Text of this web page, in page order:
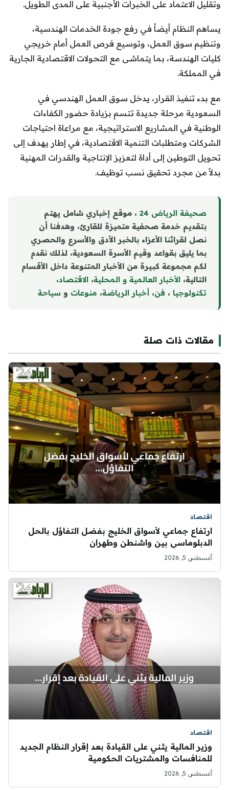
وتقليل الاعتماد على الخبرات الأجنبية على المدى الطويل.
يساهم النظام أيضاً في رفع جودة الخدمات الهندسية،
وتنظيم سوق العمل، وتوسيع فرص العمل أمام خريجي
كليات الهندسة، بما يتماشى مع التحولات الاقتصادية الجارية
في المملكة.
مع بدء تنفيذ القرار، يدخل سوق العمل الهندسي في
السعودية مرحلة جديدة تتسم بزيادة حضور الكفاءات
الوطنية في المشاريع الاستراتيجية، مع مراعاة احتياجات
الشركات ومتطلبات التنمية الاقتصادية، في إطار يهدف إلى
تحويل التوطين إلى أداة لتعزيز الإنتاجية والقدرات المهنية
بدلاً من مجرد تحقيق نسب توظيف.
صحيفة الرياض 24
، موقع إخباري شامل يهتم
بتقديم خدمة صحفية متميزة للقارئ، وهدفنا أن
نصل لقرائنا الأعزاء بالخبر الأدق والأسرع والحصري
بما يليق بقواعد وقيم الأسرة السعودية، لذلك نقدم
لكم مجموعة كبيرة من الأخبار المتنوعة داخل الأقسام
التالية، الأخبار العالمية و المحلية، الاقتصاد،
تكنولوجيا ، فن، أخبار الرياضة، منوعات و سياحة
مقالات ذات صلة
اقتصاد
ارتفاع جماعي لأسواق الخليج بفضل التفاؤل بالحل
الدبلوماسي بين واشنطن وطهران
أغسطس 5, 2026
اقتصاد
وزير المالية يثني على القيادة بعد إقرار النظام الجديد
للمنافسات والمشتريات الحكومية
أغسطس 5, 2026